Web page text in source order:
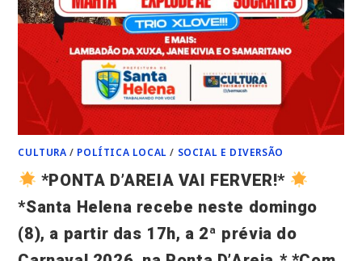
CULTURA / POLÍTICA LOCAL / SOCIAL E DIVERSÃO
*PONTA D’AREIA VAI FERVER!*
*Santa Helena recebe neste domingo
(8), a partir das 17h, a 2ª prévia do